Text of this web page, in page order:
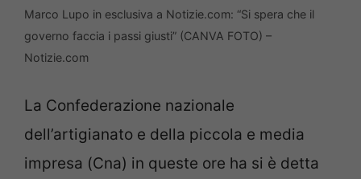
Marco Lupo in esclusiva a Notizie.com: “Si spera che il
governo faccia i passi giusti” (CANVA FOTO) –
Notizie.com
La Confederazione nazionale
dell’artigianato e della piccola e media
impresa (Cna) in queste ore ha si è detta